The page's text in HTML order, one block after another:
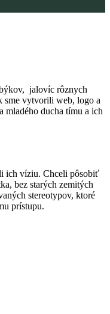
jalovíc rôznych
sme vytvorili web, logo a
mladého ducha tímu a ich
ich víziu. Chceli pôsobiť
bez starých zemitých
stereotypov, ktoré
prístupu.